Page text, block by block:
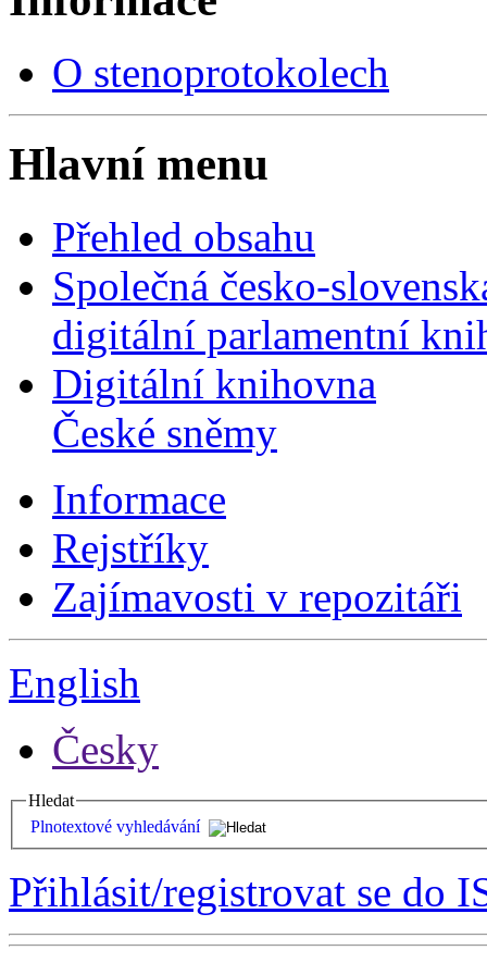
O stenoprotokolech
Hlavní menu
Přehled obsahu
Společná česko-
digitální parlamentní
Digitální knihovna
České sněmy
Informace
Rejstříky
Zajímavosti v repozitáři
English
Česky
Hledat
Plnotextové vyhledávání
Přihlásit/registrovat se do